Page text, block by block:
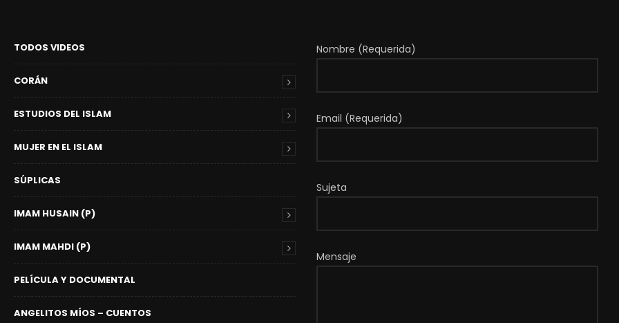
TODOS VIDEOS
CORÁN
ESTUDIOS DEL ISLAM
MUJER EN EL ISLAM
SÚPLICAS
IMAM HUSAIN (P)
IMAM MAHDI (P)
PELÍCULA Y DOCUMENTAL
ANGELITOS MÍOS – CUENTOS
Nombre (Requerida)
Email (Requerida)
Sujeta
Mensaje